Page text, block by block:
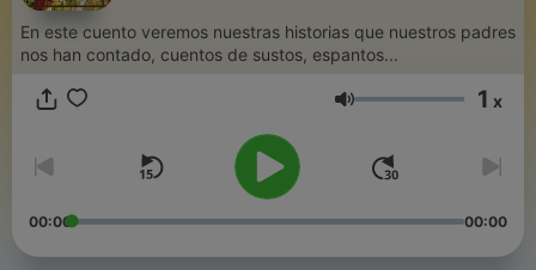
En este cuento veremos nuestras historias que nuestros padres
nos han contado, cuentos de sustos, espantos...
Volumen 1 x
00:00 00:00